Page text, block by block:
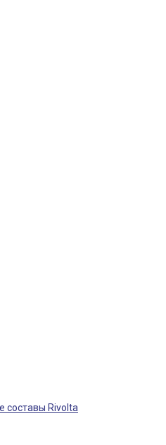
составы Rivolta